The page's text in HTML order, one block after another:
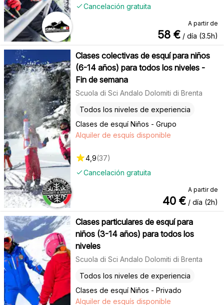
Cancelación gratuita
A partir de
58 € / día (3.5h)
Clases colectivas de esquí para niños
(6-14 años) para todos los niveles -
Fin de semana
Scuola di Sci Andalo Dolomiti di Brenta
Clases de esquí Niños - Grupo
Todos los niveles de experiencia
Cancelación gratuita
Alquiler de esquís disponible
4,9(37)
A partir de
40 € / día (2h)
Clases particulares de esquí para
niños (3-14 años) para todos los
niveles
Scuola di Sci Andalo Dolomiti di Brenta
Clases de esquí Niños - Privado
Todos los niveles de experiencia
Alquiler de esquís disponible